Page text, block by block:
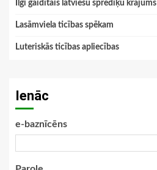
Ilgi gaidītais latviešu sprediķu krājums
Lasāmviela ticības spēkam
Luteriskās ticības apliecības
Ienāc
e-baznīcēns